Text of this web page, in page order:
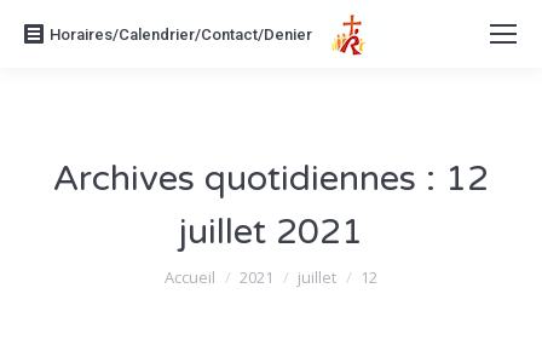
Horaires/Calendrier/Contact/Denier
Archives quotidiennes : 12
juillet 2021
Vous êtes ici :
Accueil 2021 juillet 12